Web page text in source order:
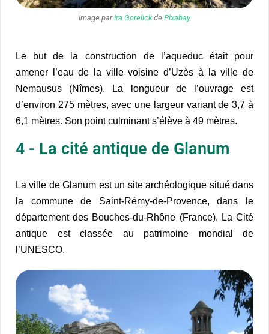
Image parIra Gorelickde Pixabay
Le but de la construction de l’aqueduc était pour
amener l’eau de la ville voisine d’Uzès à la ville de
Nemausus (Nîmes). La longueur de l’ouvrage est
d’environ 275 mètres, avec une largeur variant de 3,7 à
6,1 mètres. Son point culminant s’élève à 49 mètres.
4 - La cité antique de Glanum
La ville de Glanum est un site archéologique situé dans
la commune de Saint-Rémy-de-Provence, dans le
département des Bouches-du-Rhône (France). La Cité
antique est classée au patrimoine mondial de
l’UNESCO.